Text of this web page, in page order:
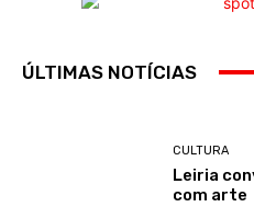
ÚLTIMAS NOTÍCIAS
CULTURA
Leiria
com arte